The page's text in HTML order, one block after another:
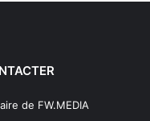
de FW.MEDIA